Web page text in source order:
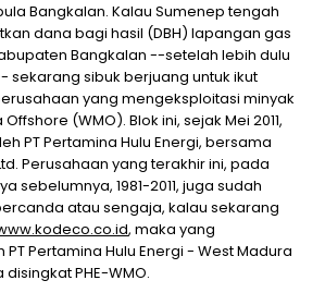
Bangkalan. Kalau Sumenep tengah
dana bagi hasil (DBH) lapangan gas
Bangkalan --setelah lebih dulu
sekarang sibuk berjuang untuk ikut
yang mengeksploitasi minyak
(WMO). Blok ini, sejak Mei 2011,
PT Pertamina Hulu Energi, bersama
Perusahaan yang terakhir ini, pada
sebelumnya, 1981-2011, juga sudah
atau sengaja, kalau sekarang
, maka yang
Pertamina Hulu Energi - West Madura
PHE-WMO.